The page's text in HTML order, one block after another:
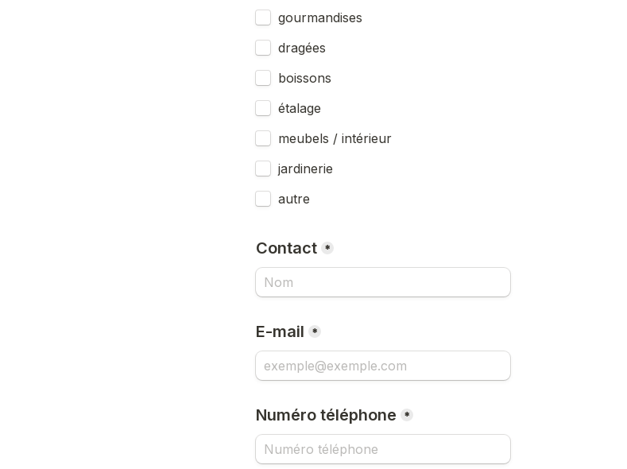
gourmandises
dragées
boissons
étalage
meubels / intérieur
jardinerie
autre
Contact *
E-mail *
Numéro téléphone *